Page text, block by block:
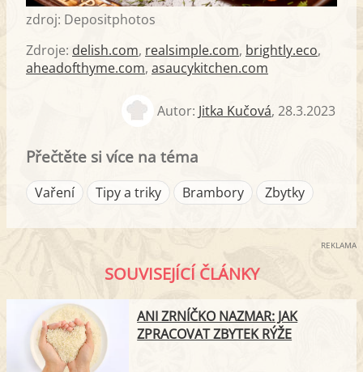
zdroj: Depositphotos
Zdroje: delish.com, realsimple.com, brightly.eco,
aheadofthyme.com, asaucykitchen.com
Autor: Jitka Kučová,28.3.2023
Přečtěte si více na téma
Vaření Tipy a triky Brambory Zbytky
REKLAMA
SOUVISEJÍCÍ ČLÁNKY
ANI ZRNÍČKO NAZMAR: JAK
ZPRACOVAT ZBYTEK RÝŽE